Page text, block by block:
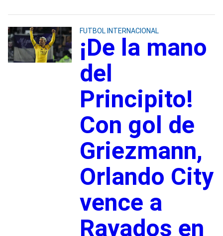
FUTBOL INTERNACIONAL
¡De la mano
del
Principito!
Con gol de
Griezmann,
Orlando City
vence a
Rayados en